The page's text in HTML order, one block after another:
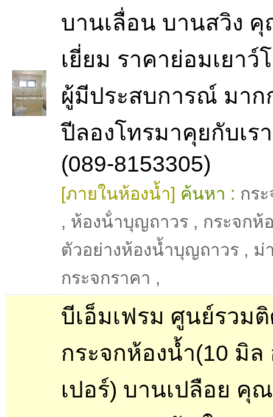
บานเลื่อน บานสวิง
เยี่ยม ราคาย่อมเยาว์
ผู้มีประสบการณ์ มาก
ปีลองโทรมาคุยกับเร
(089-8153305)
[ภายในห้องน้ำ] ค้นหา : กร
, ห้องน้ําบุญถาวร , กระจกห้
ตัวอย่างห้องน้ำบุญถาวร , ม่
กระจกราคา ,
บีเอ็มเฟรม ศูนย์รวม
กระจกห้องน้ำ(10 มิล
เปอร์) บานเปลือย คุ